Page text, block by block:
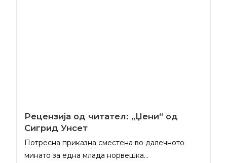
Рецензија од читател: „Џени“ од
Сигрид Унсет
Потресна приказна сместена во далечното
минато за една млада норвешка...